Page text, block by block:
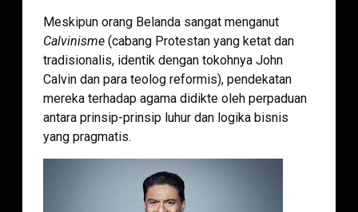
Meskipun orang Belanda sangat menganut
Calvinisme (cabang Protestan yang ketat dan
tradisionalis, identik dengan tokohnya John
Calvin dan para teolog reformis), pendekatan
mereka terhadap agama didikte oleh perpaduan
antara prinsip-prinsip luhur dan logika bisnis
yang pragmatis.